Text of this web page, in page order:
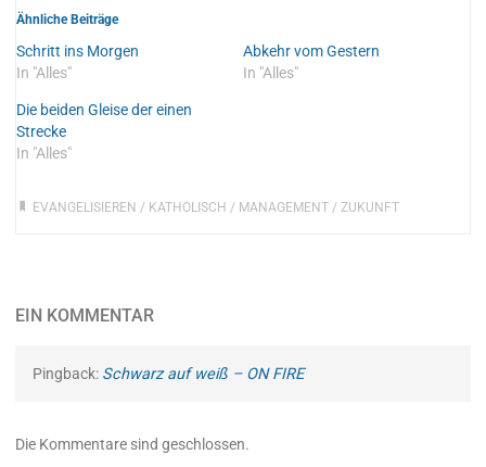
Ähnliche Beiträge
Schritt ins Morgen
In "Alles"
Abkehr vom Gestern
In "Alles"
Die beiden Gleise der einen
Strecke
In "Alles"
EVANGELISIEREN / KATHOLISCH / MANAGEMENT/ ZUKUNFT
EIN KOMMENTAR
Pingback: Schwarz auf weiß – ON FIRE
Die Kommentare sind geschlossen.